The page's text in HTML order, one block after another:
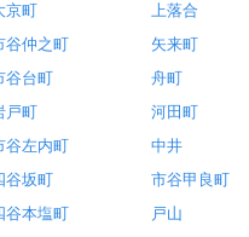
京町
上落合
谷仲之町
矢来町
谷台町
舟町
戸町
河田町
谷左内町
中井
谷坂町
市谷甲良町
谷本塩町
戸山